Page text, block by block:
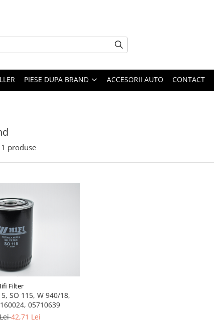
PIESE DUPA BRAND ACCESORII AUTO CONTACT
1 produse
Filter
SO 115, W 940/18,
05710639
42,71 Lei